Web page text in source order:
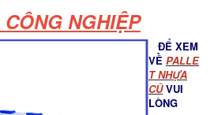
NGHIỆP
ĐỂ XEM
VỀ PALLE
T NHỰA
CŨ VUI
LÒNG